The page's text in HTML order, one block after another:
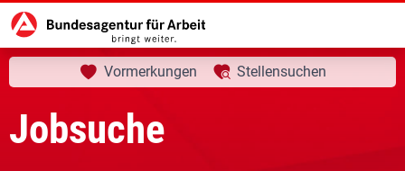
Startseite Jobsuche aktuelle Seite:
Ihre Suche
Vormerkungen Stellensuchen
Jobsuche